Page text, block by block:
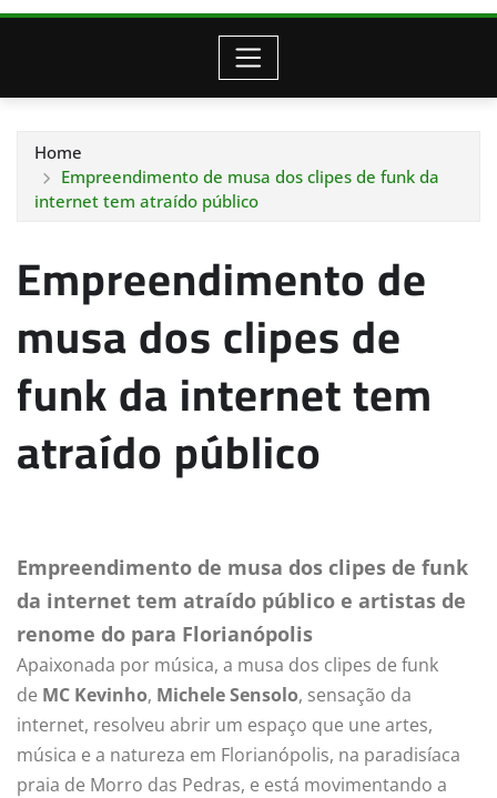
Home
Empreendimento de musa dos clipes de funk da
internet tem atraído público
Empreendimento de
musa dos clipes de
funk da internet tem
atraído público
Empreendimento de musa dos clipes de funk
da internet tem atraído público e artistas de
renome do para Florianópolis
Apaixonada por música, a musa dos clipes de funk
de MC Kevinho, Michele Sensolo, sensação da
internet, resolveu abrir um espaço que une artes,
música e a natureza em Florianópolis, na paradisíaca
praia de Morro das Pedras, e está movimentando a